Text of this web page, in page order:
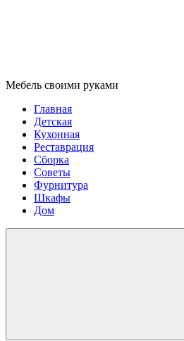
Мебель своими руками
Главная
Детская
Кухонная
Реставрация
Сборка
Советы
Фурнитура
Шкафы
Дом